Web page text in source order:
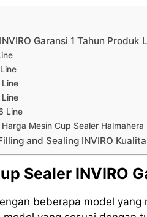
Garansi 1 Tahun Produk
Line
Mesin Cup Sealer
and Sealing INVIRO
Sealer INVIRO
beberapa model yang